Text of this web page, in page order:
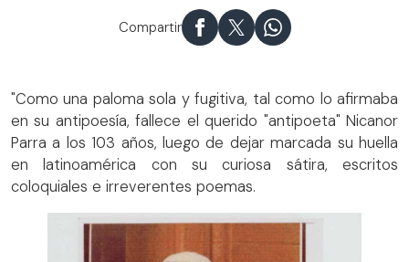
Compartir
"Como una paloma sola y fugitiva, tal como lo afirmaba
en su antipoesía, fallece el querido "antipoeta" Nicanor
Parra a los 103 años, luego de dejar marcada su huella
en latinoamérica con su curiosa sátira, escritos
coloquiales e irreverentes poemas.